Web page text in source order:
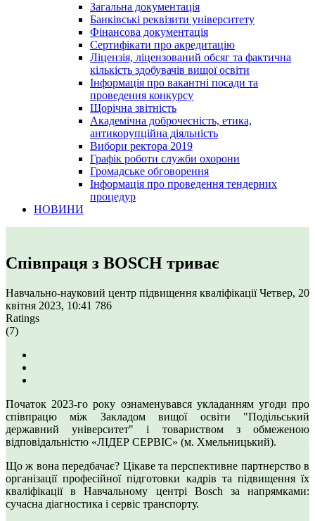
Загальна документація
Банківські реквізити університету
Фінансова документація
Сертифікати про акредитацію
Ліцензія, ліцензований обсяг та фактична
кількість здобувачів вищої освіти
Інформація про вакантні посади та
проведення конкурсу
Щорічна звітність
Академічна доброчесність, етика,
антикорупційна діяльність
Вибори ректора 2019
Графік роботи служби охорони
Громадське обговорення
Інформація про проведення тендерних
процедур
НОВИНИ
Співпраця з BOSCH триває
Навчально-науковий центр підвищення кваліфікаціїЧетвер, 20
квітня 2023, 10:41 786
Ratings
(7)
Початок 2023-го року ознаменувався укладанням угоди про
співпрацю між Закладом вищої освіти "Подільський
державний університет" і товариством з обмеженою
відповідальністю «ЛІДЕР СЕРВІС» (м. Хмельницький).
Що ж вона передбачає? Цікаве та перспективне партнерство в
організації професійної підготовки кадрів та підвищення їх
кваліфікації в Навчальному центрі Bosch за напрямками:
сучасна діагностика і сервіс транспорту.